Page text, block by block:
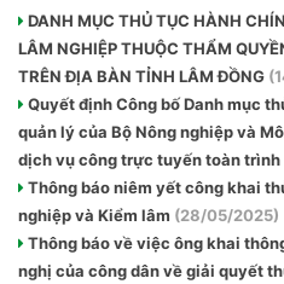
DANH MỤC THỦ TỤC HÀNH
LÂM NGHIỆP THUỘC THẨM
TRÊN ĐỊA BÀN TỈNH LÂM ĐỒNG
Quyết định Công bố Danh mục
quản lý của Bộ Nông nghiệp và
dịch vụ công trực tuyến toàn trình
Thông báo niêm yết công khai
nghiệp và Kiểm lâm (28/05/2025)
Thông báo về việc ông khai
nghị của công dân về giải quyết